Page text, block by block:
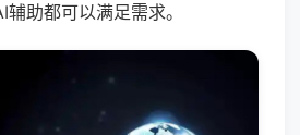
助都可以满足需求。